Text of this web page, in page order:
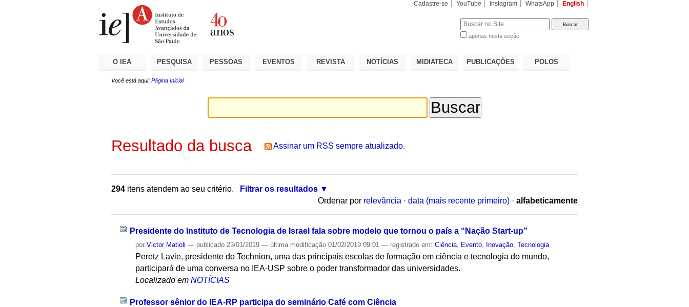
Cadastre-se YouTube Instagram WhatsApp English
apenas nesta seção
O IEA PESQUISA PESSOAS EVENTOS REVISTA NOTÍCIAS MIDIATECA PUBLICAÇÕES POLOS
Você está aqui: Página Inicial
Resultado da busca Assinar um RSS sempre atualizado.
294 itens atendem ao seu critério.
Filtrar os resultados
Ordenar por relevância · data (mais recente primeiro) · alfabeticamente
Presidente do Instituto de Tecnologia de Israel fala sobre modelo que tornou o país a “Nação Start-up”
porVictor Matioli — publicado 23/01/2019— última modificação 01/02/2019 09:01— registrado em:Ciência Evento Inovação ,Tecnologia
Peretz Lavie, presidente do Technion, uma das principais escolas de formação em ciência e tecnologia do mundo,
participará de uma conversa no IEA-USP sobre o poder transformador das universidades.
Localizado em NOTÍCIAS
Professor sênior do IEA-RP participa do seminário Café com Ciência